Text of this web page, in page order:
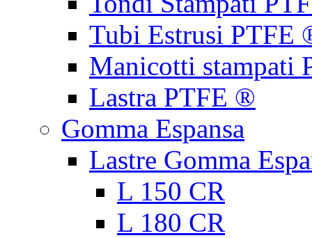
Tubi Estrusi PTFE
Manicotti stampati
Lastra PTFE ®
Gomma Espansa
Lastre Gomma
L 150 CR
L 180 CR